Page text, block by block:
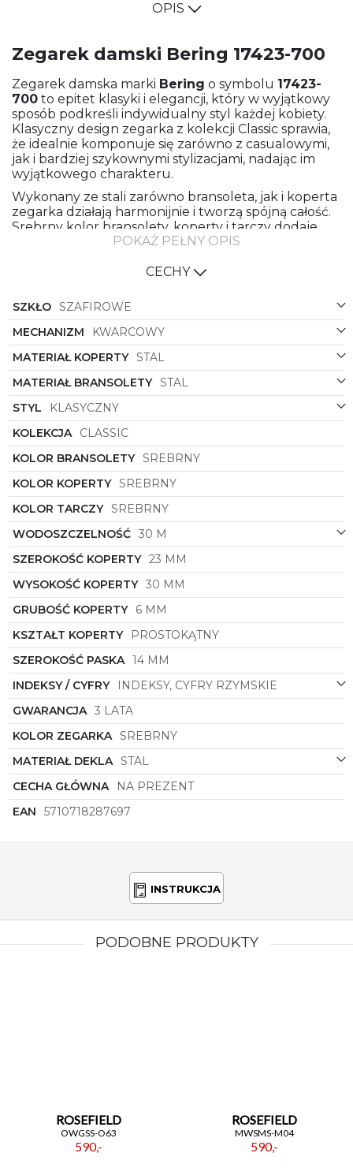
OPIS
Zegarek damski Bering 17423-700
Zegarek damska marki Bering o symbolu 17423-
700 to epitet klasyki i elegancji, który w wyjątkowy
sposób podkreśli indywidualny styl każdej kobiety.
Klasyczny design zegarka z kolekcji Classic sprawia,
że idealnie komponuje się zarówno z casualowymi,
jak i bardziej szykownymi stylizacjami, nadając im
wyjątkowego charakteru.
Wykonany ze stali zarówno bransoleta, jak i koperta
zegarka działają harmonijnie i tworzą spójną całość.
Srebrny kolor bransolety, koperty i tarczy dodaje
mu subtelności i szlachetności, podkreślając
styl. Kształt koperty w formie prostokąta nadał
innych czasomierzy.
To nie tylko piękny dodatek, ale także praktyczne
narzędzie, które pomoże śledzić upływający czas z
niezawodnością i precyzją. Zegarek dopasuje się do
każdej okazji, stanowiąc elegancką ozdobę na
nadgarstku zarówno podczas ważnego spotkania
biznesowego, jak i wieczornej kolacji czy spotkania
towarzyskiego.
Zegarek damskiBering
doskonały wybór dla kobiet ceniących klasykę,
elegancję i wysoką jakość wykonania. Dzięki
połączeniu ponadczasowego designu z
funkcjonalnością, ten model stanie się nie tylko
praktycznym narzędziem do mierzenia czasu, ale
również wyjątkowym akcentem stylizacyjnym, który
podkreśli indywidualny gust i wyczucie estetyki
jego właścicielki.
POKAŻ PEŁNY OPIS
CECHY
SZKŁO SZAFIROWE
MECHANIZM
KWARCOWY
MATERIAŁ KOPERTY STAL
MATERIAŁ BRANSOLETY STAL
STYL
KLASYCZNY
KOLEKCJA CLASSIC
KOLOR BRANSOLETY SREBRNY
KOLOR KOPERTY SREBRNY
KOLOR TARCZY SREBRNY
WODOSZCZELNOŚĆ 30 M
SZEROKOŚĆ KOPERTY 23 MM
WYSOKOŚĆ KOPERTY 30 MM
GRUBOŚĆ KOPERTY 6 MM
KSZTAŁT KOPERTY
PROSTOKĄTNY
SZEROKOŚĆ PASKA 14 MM
INDEKSY / CYFRY
INDEKSY, CYFRY RZYMSKIE
GWARANCJA 3 LATA
KOLOR ZEGARKA SREBRNY
MATERIAŁ DEKLA STAL
CECHA GŁÓWNA
NA PREZENT
EAN
5710718287697
INSTRUKCJA
PODOBNE PRODUKTY
ROSEFIELD
OWGSS-O63
590,-
ROSEFIELD
MWSMS-M04
590,-